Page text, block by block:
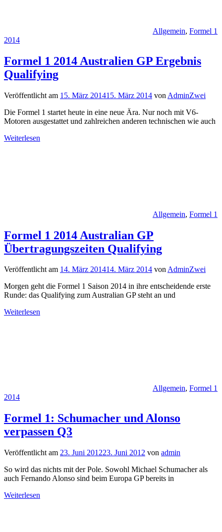
Allgemein, Formel 1
2014
Formel 1 2014 Australien GP Ergebnis
Qualifying
Veröffentlicht am 15. März 201415. März 2014 von AdminZwei
Die Formel 1 startet heute in eine neue Ära. Nur noch mit V6-
Motoren ausgestattet und zahlreichen anderen technischen wie auch
Weiterlesen
Allgemein, Formel 1
Formel 1 2014 Australian GP
Übertragungszeiten Qualifying
Veröffentlicht am 14. März 201414. März 2014 vonAdminZwei
Morgen geht die Formel 1 Saison 2014 in ihre entscheidende erste
Runde: das Qualifying zum Australian GP steht an und
Weiterlesen
Allgemein, Formel 1
2014
Formel 1: Schumacher und Alonso
verpassen Q3
Veröffentlicht am 23. Juni 201223. Juni 2012 von admin
So wird das nichts mit der Pole. Sowohl Michael Schumacher als
auch Fernando Alonso sind beim Europa GP bereits in
Weiterlesen